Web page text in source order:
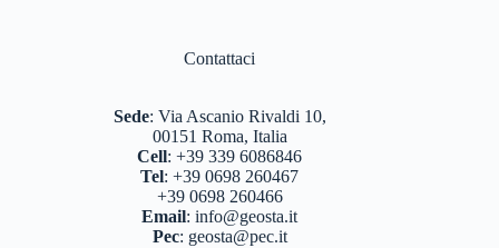
Contattaci
Sede: Via Ascanio Rivaldi 10,
00151 Roma, Italia
Cell:+39 339 6086846
Tel:+39 0698 260467
+39 0698 260466
Email:info@geosta.it
Pec: geosta@pec.it